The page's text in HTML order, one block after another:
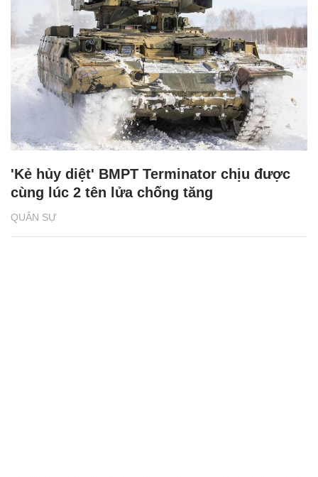
QUÂN SỰ
'Kẻ hủy diệt' BMPT Terminator chịu được
cùng lúc 2 tên lửa chống tăng